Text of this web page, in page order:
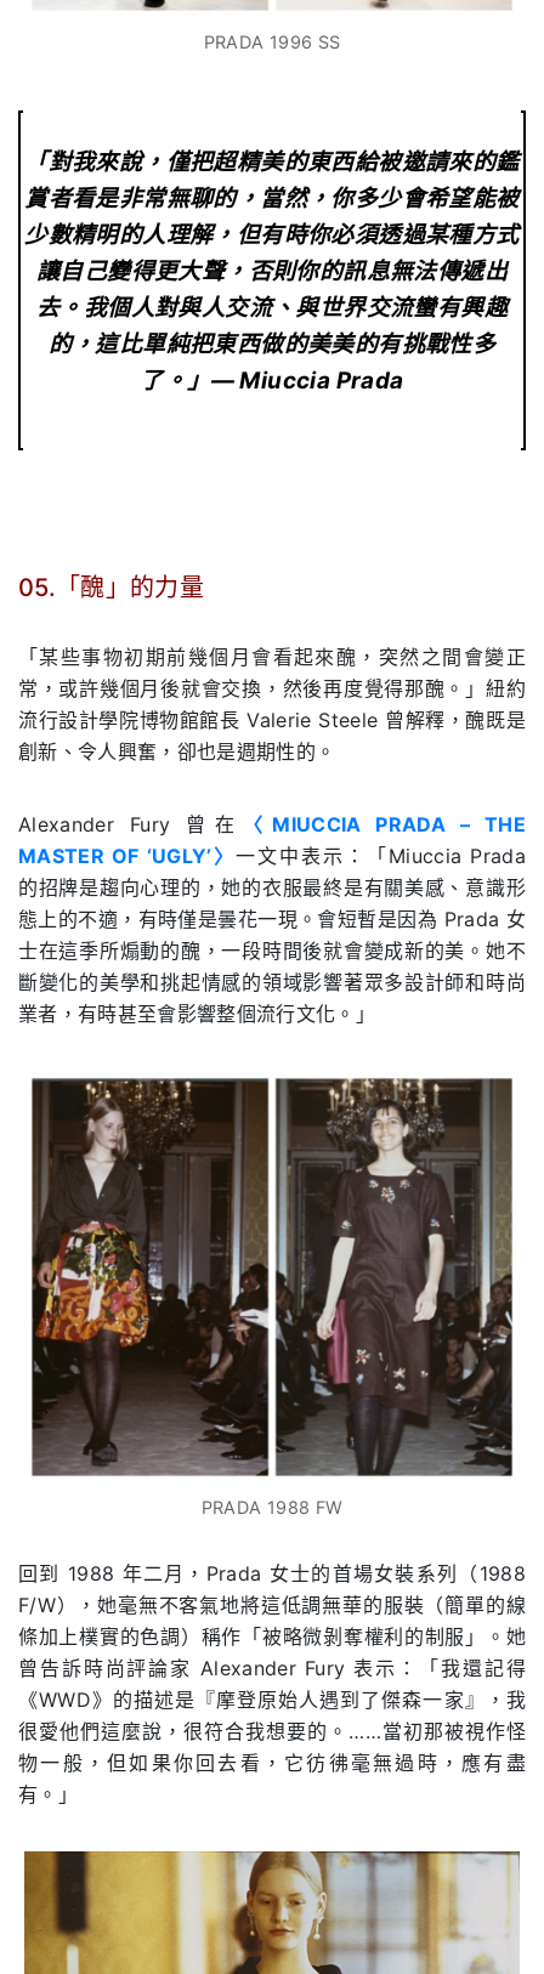
PRADA 1996 SS
「對我來說，僅把超精美的東西給被邀請來的鑑
賞者看是非常無聊的，當然，你多少會希望能被
少數精明的人理解，但有時你必須透過某種方式
讓自己變得更大聲，否則你的訊息無法傳遞出
去。我個人對與人交流、與世界交流蠻有興趣
的，這比單純把東西做的美美的有挑戰性多
了。」— Miuccia Prada
05.「醜」的力量
「某些事物初期前幾個月會看起來醜，突然之間會變正
常，或許幾個月後就會交換，然後再度覺得那醜。」紐約
流行設計學院博物館館長 Valerie Steele 曾解釋，醜既是
創新、令人興奮，卻也是週期性的。
Alexander Fury 曾在 〈 MIUCCIA PRADA – THE
MASTER OF ‘UGLY’ 〉一文中表示：「 Miuccia Prada
的招牌是趨向心理的，她的衣服最終是有關美感、意識形
態上的不適，有時僅是曇花一現。會短暫是因為 Prada 女
士在這季所煽動的醜，一段時間後就會變成新的美。她不
斷變化的美學和挑起情感的領域影響著眾多設計師和時尚
業者，有時甚至會影響整個流行文化。」
PRADA 1988 FW
回到 1988 年二月， Prada 女士的首場女裝系列（ 1988
F/W），她毫無不客氣地將這低調無華的服裝（簡單的線
條加上樸實的色調）稱作「被略微剝奪權利的制服」。她
曾告訴時尚評論家 Alexander Fury表示：「我還記得
《WWD》的描述是『摩登原始人遇到了傑森一家』，我
很愛他們這麼說，很符合我想要的。……當初那被視作怪
物一般，但如果你回去看，它彷彿毫無過時，應有盡
有。」